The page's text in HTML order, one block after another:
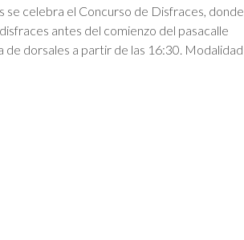
se celebra el Concurso de Disfraces, donde
antes del comienzo del pasacalle
de dorsales a partir de las 16:30. Modalidad